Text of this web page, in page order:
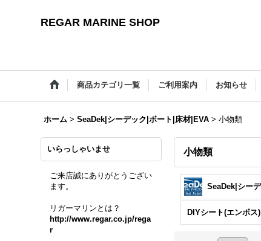
REGAR MARINE SHOP
商品カテゴリ一覧 ご利用案内 お知らせ
ホーム > SeaDek|シーデック|ボート|床材|EVA > 小物類
いらっしゃいませ
ご来店誠にありがとうござい
ます。
リガーマリンとは？
http://www.regar.co.jp/rega
r
小物類
DIYシート(エンボス)